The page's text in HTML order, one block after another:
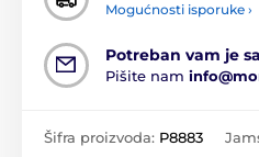
Mogućnosti isporuke ›
Potreban vam je
Pišite nam
Šifra proizvoda: P8883